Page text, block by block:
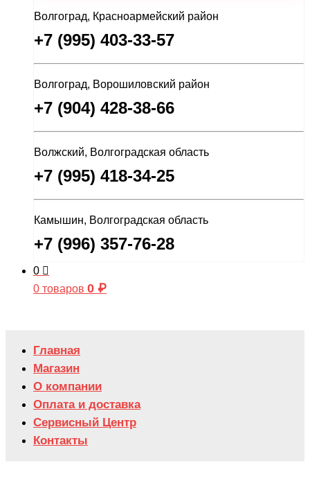
Волгоград, Красноармейский район
+7 (995) 403-33-57
Волгоград, Ворошиловский район
+7 (904) 428-38-66
Волжский, Волгоградская область
+7 (995) 418-34-25
Камышин, Волгоградская область
+7 (996) 357-76-28
0
0 товаров 0 ₽
Главная
Магазин
О компании
Оплата и доставка
Сервисный Центр
Контакты